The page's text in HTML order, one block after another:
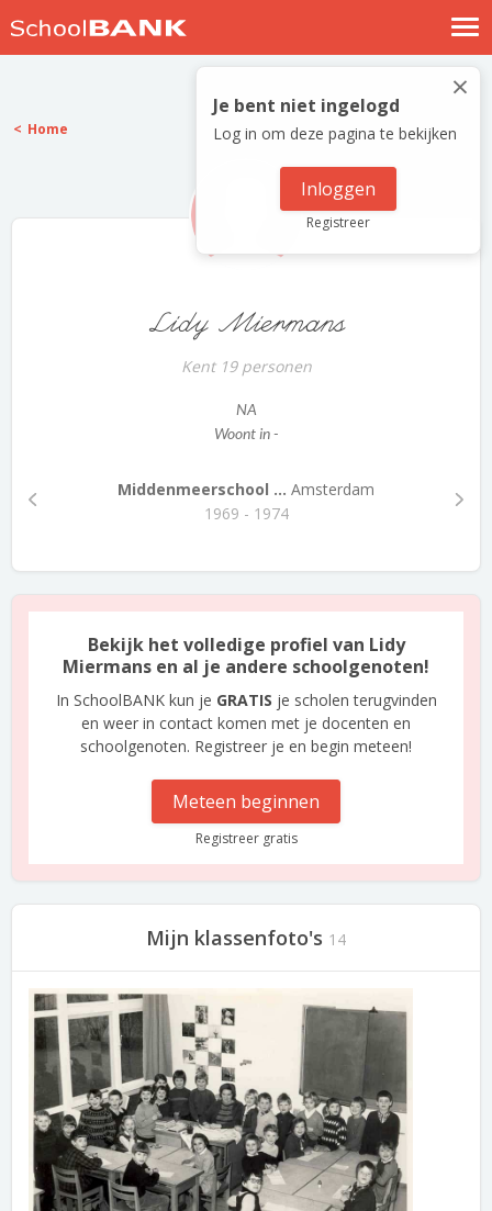
Nostalgische verhalen
Log in
Meld je gratis aan
×
Je bent niet ingelogd
Log in om deze pagina te bekijken
Inloggen
Registreer
Home
Lidy Miermans
Kent 19 personen
NA
Woont in -
Middenmeerschool ... Amsterdam
1969 - 1974
Bekijk het volledige profiel van Lidy
Miermans en al je andere schoolgenoten!
In SchoolBANK kun je GRATIS je scholen terugvinden
en weer in contact komen met je docenten en
schoolgenoten. Registreer je en begin meteen!
Meteen beginnen
Registreer gratis
Mijn klassenfoto's 14